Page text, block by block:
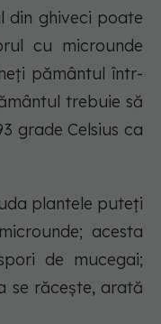
din ghiveci poate
cu microunde
pământul într-
trebuie să
grade Celsius ca
plantele puteți
acesta
de mucegai;
se răcește, arată